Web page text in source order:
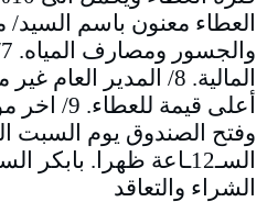
العطاء معنون باسم
المالية. 8/ المدير
أعلى قيمة
السـ12ـاعة ظهرا. بابكر
الشراء والتعاقد